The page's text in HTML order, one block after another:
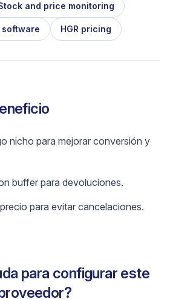
and price monitoring
software HGR pricing
nicho para mejorar conversión y
buffer para devoluciones.
para evitar cancelaciones.
para configurar este